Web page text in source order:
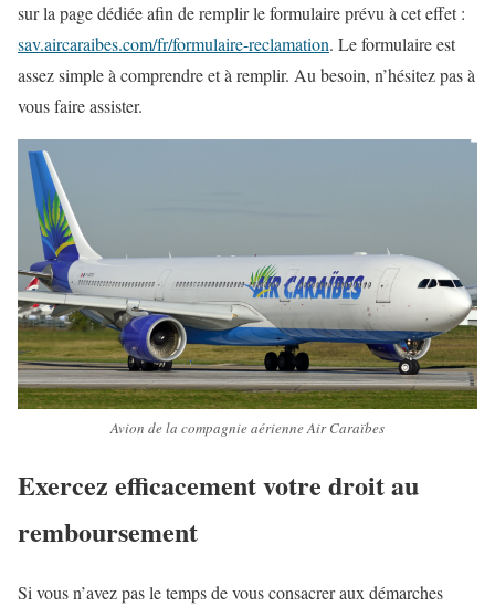
sur la page dédiée afin de remplir le formulaire prévu à cet effet :
sav.aircaraibes.com/fr/formulaire-reclamation. Le formulaire est
assez simple à comprendre et à remplir. Au besoin, n’hésitez pas à
vous faire assister.
Avion de la compagnie aérienne Air Caraïbes
Exercez efficacement votre droit au
remboursement
Si vous n’avez pas le temps de vous consacrer aux démarches